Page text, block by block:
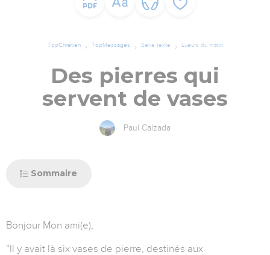
TopChrétien TopMessages Série texte Lueurs du matin
Des pierres qui
servent de vases
Paul Calzada
Sommaire
Bonjour Mon ami(e),
“Il y avait là six vases de pierre, destinés aux